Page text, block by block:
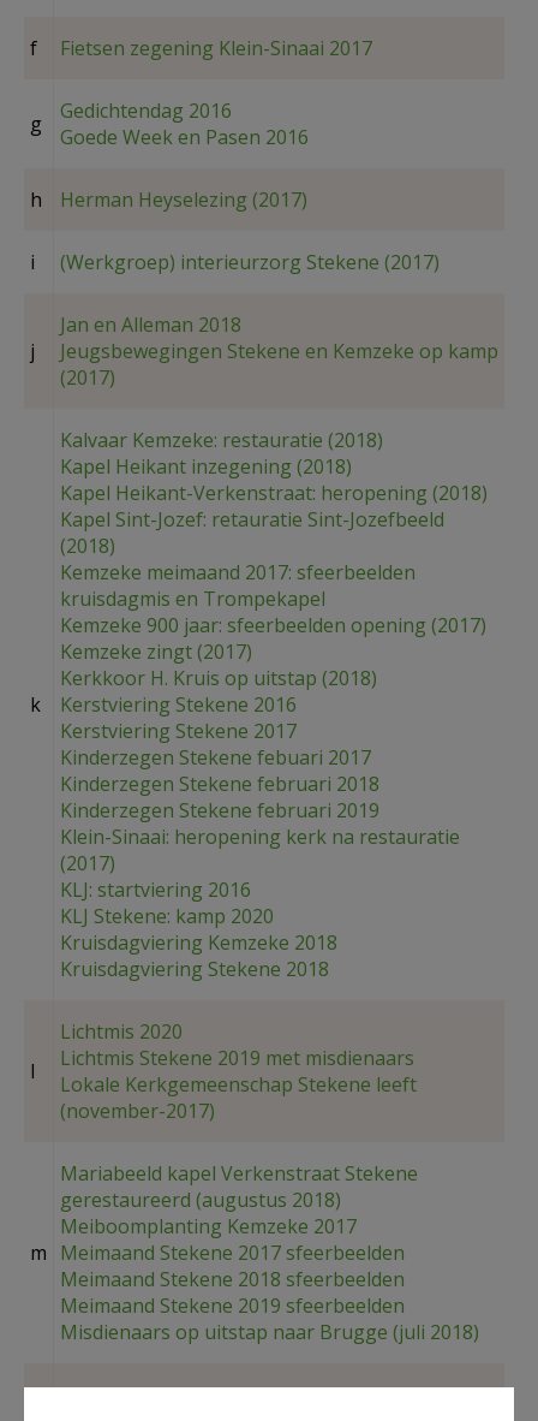
f Fietsen zegening Klein-Sinaai 2017
g
Gedichtendag 2016
Goede Week en Pasen 2016
h Herman Heyselezing (2017)
i (Werkgroep) interieurzorg Stekene (2017)
j
Jan en Alleman 2018
Jeugsbewegingen Stekene en Kemzeke op kamp
(2017)
k
Kalvaar Kemzeke: restauratie (2018)
Kapel Heikant inzegening (2018)
Kapel Heikant-Verkenstraat: heropening (2018)
Kapel Sint-Jozef: retauratie Sint-Jozefbeeld
(2018)
Kemzeke meimaand 2017: sfeerbeelden
kruisdagmis en Trompekapel
Kemzeke 900 jaar: sfeerbeelden opening (2017)
Kemzeke zingt (2017)
Kerkkoor H. Kruis op uitstap (2018)
Kerstviering Stekene 2016
Kerstviering Stekene 2017
Kinderzegen Stekene febuari 2017
Kinderzegen Stekene februari 2018
Kinderzegen Stekene februari 2019
Klein-Sinaai: heropening kerk na restauratie
(2017)
KLJ: startviering 2016
KLJ Stekene: kamp 2020
Kruisdagviering Kemzeke 2018
Kruisdagviering Stekene 2018
l
Lichtmis 2020
Lichtmis Stekene 2019 met misdienaars
Lokale Kerkgemeenschap Stekene leeft
(november-2017)
m
Mariabeeld kapel Verkenstraat Stekene
gerestaureerd (augustus 2018)
Meiboomplanting Kemzeke 2017
Meimaand Stekene 2017 sfeerbeelden
Meimaand Stekene 2018 sfeerbeelden
Meimaand Stekene 2019 sfeerbeelden
Misdienaars op uitstap naar Brugge (juli 2018)
Nieuwjaarsconcert "De Ware Vrienden" 2017